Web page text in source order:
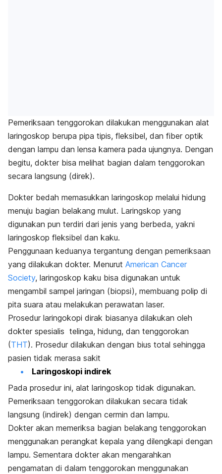
Pemeriksaan tenggorokan dilakukan menggunakan alat
laringoskop berupa pipa tipis, fleksibel, dan fiber optik
dengan lampu dan lensa kamera pada ujungnya. Dengan
begitu, dokter bisa melihat bagian dalam tenggorokan
secara langsung (direk).
Dokter bedah memasukkan laringoskop melalui hidung
menuju bagian belakang mulut. Laringskop yang
digunakan pun terdiri dari jenis yang berbeda, yakni
laringoskop fleksibel dan kaku.
Penggunaan keduanya tergantung dengan pemeriksaan
yang dilakukan dokter. Menurut American Cancer
Society, laringoskop kaku bisa digunakan untuk
mengambil sampel jaringan (biopsi), membuang polip di
pita suara atau melakukan perawatan laser.
Prosedur laringokopi dirak biasanya dilakukan oleh
dokter spesialis telinga, hidung, dan tenggorokan
(THT). Prosedur dilakukan dengan bius total sehingga
pasien tidak merasa sakit
Laringoskopi indirek
Pada prosedur ini, alat laringoskop tidak digunakan.
Pemeriksaan tenggorokan dilakukan secara tidak
langsung (indirek) dengan cermin dan lampu.
Dokter akan memeriksa bagian belakang tenggorokan
menggunakan perangkat kepala yang dilengkapi dengan
lampu. Sementara dokter akan mengarahkan
pengamatan di dalam tenggorokan menggunakan